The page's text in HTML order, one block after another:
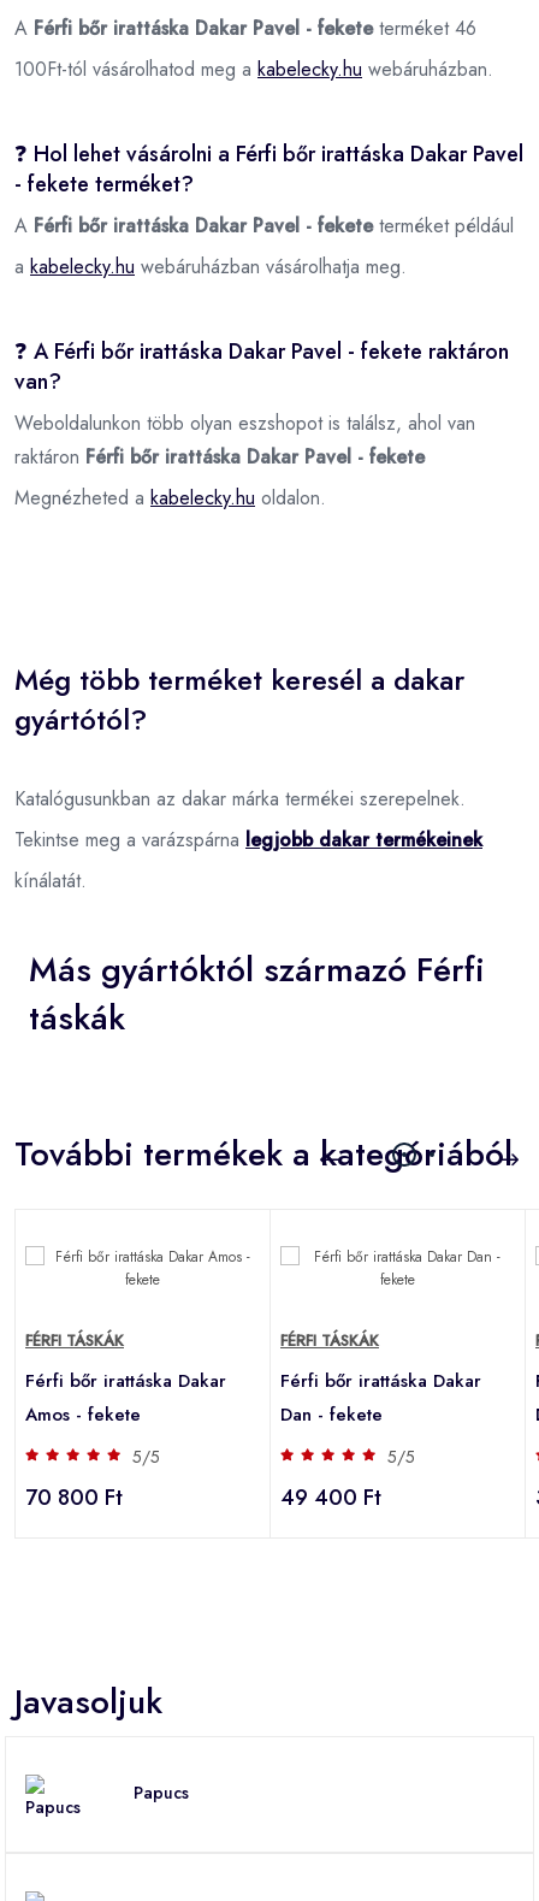
A Férfi bőr irattáska Dakar Pavel - feketeterméket 46
100Ft-tól vásárolhatod meg a kabelecky.hu webáruházban.
❓ Hol lehet vásárolni a Férfi bőr irattáska Dakar Pavel
- fekete terméket?
A Férfi bőr irattáska Dakar Pavel - feketeterméket például
a kabelecky.hu webáruházban vásárolhatja meg.
❓ A Férfi bőr irattáska Dakar Pavel - fekete raktáron
van?
Weboldalunkon több olyan eszshopot is találsz, ahol van
raktáron Férfi bőr irattáska Dakar Pavel - fekete
Megnézheted a kabelecky.hu oldalon.
Még több terméket keresél a dakar
gyártótól?
Katalógusunkban az dakar márka termékei szerepelnek.
Tekintse meg a varázspárna legjobb dakar termékeinek
kínálatát.
Más gyártóktól származó Férfi
táskák
További termékek a kategóriából
FÉRFI TÁSKÁK
Férfi bőr irattáska Dakar
Amos - fekete
5/5
70 800 Ft
FÉRFI TÁSKÁK
Férfi bőr irattáska Dakar
Dan - fekete
5/5
49 400 Ft
Javasoljuk
Papucs